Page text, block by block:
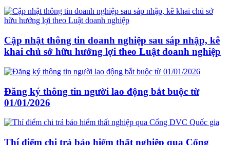
Cập nhật thông tin doanh nghiệp sau sáp nhập, kê
khai chủ sở hữu hưởng lợi theo Luật doanh nghiệp
Đăng ký thông tin người lao động bắt buộc từ
01/01/2026
Thí điểm chi trả bảo hiểm thất nghiệp qua Cổng